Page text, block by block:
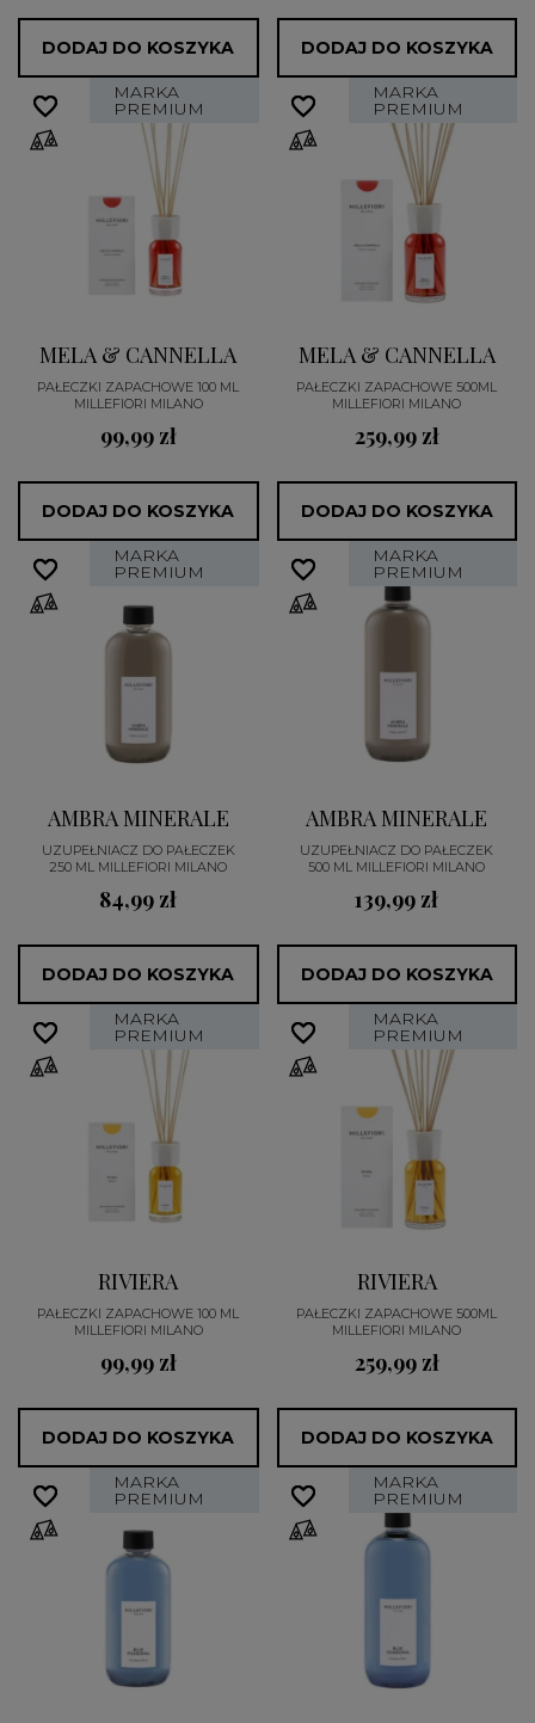
DODAJ DO KOSZYKA DODAJ DO KOSZYKA
MARKA
PREMIUM
MELA & CANNELLA
PAŁECZKI ZAPACHOWE 100 ML
MILLEFIORI MILANO
99,99 zł
DODAJ DO KOSZYKA
favorite_border
favorite_border MARKA
PREMIUM
MELA & CANNELLA
PAŁECZKI ZAPACHOWE 500ML
MILLEFIORI MILANO
259,99 zł
DODAJ DO KOSZYKA
favorite_border
favorite_border
MARKA
PREMIUM
AMBRA MINERALE
UZUPEŁNIACZ DO PAŁECZEK
250 ML MILLEFIORI MILANO
84,99 zł
DODAJ DO KOSZYKA
favorite_border
favorite_border MARKA
PREMIUM
AMBRA MINERALE
UZUPEŁNIACZ DO PAŁECZEK
500 ML MILLEFIORI MILANO
139,99 zł
DODAJ DO KOSZYKA
favorite_border
favorite_border
MARKA
PREMIUM
RIVIERA
PAŁECZKI ZAPACHOWE 100 ML
MILLEFIORI MILANO
99,99 zł
DODAJ DO KOSZYKA
favorite_border
favorite_border MARKA
PREMIUM
RIVIERA
PAŁECZKI ZAPACHOWE 500ML
MILLEFIORI MILANO
259,99 zł
DODAJ DO KOSZYKA
favorite_border
favorite_border
MARKA
PREMIUM
favorite_border
favorite_border MARKA
PREMIUM
favorite_border
favorite_border